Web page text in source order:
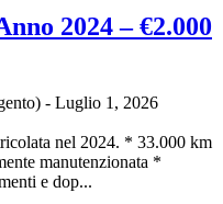
2024 – €2.000
- Luglio 1, 2026
nel 2024. * 33.000 km
manutenzionata *
e dop...